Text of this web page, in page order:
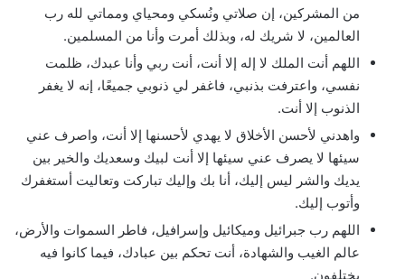
من المشركين، إن صلاتي ونُسكي ومحياي ومماتي لله رب
العالمين، لا شريك له، وبذلك أمرت وأنا من المسلمين.
اللهم أنت الملك لا إله إلا أنت، أنت ربي وأنا عبدك، ظلمت
نفسي، واعترفت بذنبي، فاغفر لي ذنوبي جميعًا، إنه لا يغفر
الذنوب إلا أنت.
واهدني لأحسن الأخلاق لا يهدي لأحسنها إلا أنت، واصرف عني
سيئها لا يصرف عني سيئها إلا أنت لبيك وسعديك والخير بين
يديك والشر ليس إليك، أنا بك وإليك تباركت وتعاليت أستغفرك
وأتوب إليك.
اللهم رب جبرائيل وميكائيل وإسرافيل، فاطر السموات والأرض،
عالم الغيب والشهادة، أنت تحكم بين عبادك، فيما كانوا فيه
يختلفون.